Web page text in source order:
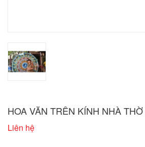
HOA VĂN TRÊN KÍNH NHÀ
Liên hệ